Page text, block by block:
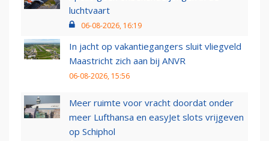
luchtvaart
06-08-2026, 16:19
In jacht op vakantiegangers sluit vliegveld
Maastricht zich aan bij ANVR
06-08-2026, 15:56
Meer ruimte voor vracht doordat onder
meer Lufthansa en easyJet slots vrijgeven
op Schiphol